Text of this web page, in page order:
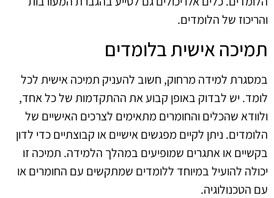
והריכוז של הלומדים.
תמיכה אישית בלומדים
במסגרת למידה מרחוק, חשוב להעניק תמיכה אישית לכל
לומד. יש לבדוק באופן קבוע את ההתקדמות של כל אחד,
ולוודא שהכלים והחומרים מתאימים לצרכים האישיים של
הלומדים. ניתן לקיים מפגשים אישיים או קבוצתיים כדי לדון
בקשיים או אתגרים שמופיעים במהלך הלמידה. תמיכה זו
יכולה להועיל במיוחד ללומדים שמתקשים עם החומרים או
עם הטכנולוגיה.